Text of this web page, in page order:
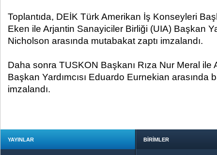
Toplantıda, DEİK Türk Amerikan İş Konseyleri
Eken ile Arjantin Sanayiciler Birliği (UIA) Başkan
Nicholson arasında mutabakat zaptı imzalandı.
Daha sonra TUSKON Başkanı Rıza Nur Meral ile
Başkan Yardımcısı Eduardo Eurnekian arasında
imzalandı.
YAYINLAR BİRİMLER